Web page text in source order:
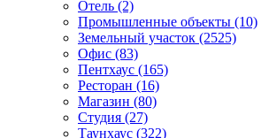
Отель (2)
Промышленные объекты (10)
Земельный участок (2525)
Офис (83)
Пентхаус (165)
Ресторан (16)
Магазин (80)
Студия (27)
Таунхаус (322)